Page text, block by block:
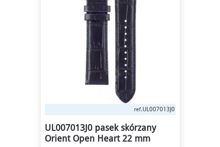
ref.UL007013J0
UL007013J0 pasek skórzany
Orient Open Heart 22 mm